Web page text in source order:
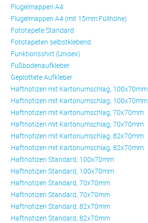
Flügelmappen A4
Flügelmappen A4 (mit 15mm Füllhöhe)
Fototapete Standard
Fototapeten selbstklebend
Funktionsshirt (Unisex)
Fußbodenaufkleber
Geplottete Aufkleber
Haftnotizen mit Kartonumschlag, 100x70mm
Haftnotizen mit Kartonumschlag, 100x70mm
Haftnotizen mit Kartonumschlag, 70x70mm
Haftnotizen mit Kartonumschlag, 70x70mm
Haftnotizen mit Kartonumschlag, 82x70mm
Haftnotizen mit Kartonumschlag, 82x70mm
Haftnotizen Standard, 100x70mm
Haftnotizen Standard, 100x70mm
Haftnotizen Standard, 70x70mm
Haftnotizen Standard, 70x70mm
Haftnotizen Standard, 82x70mm
Haftnotizen Standard, 82x70mm